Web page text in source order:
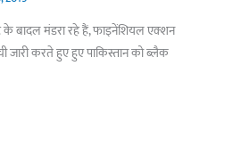
के बादल मंडरा रहे हैं, फाइनेंशियल एक्शन
जारी करते हुए हुए पाकिस्तान को ब्लैक